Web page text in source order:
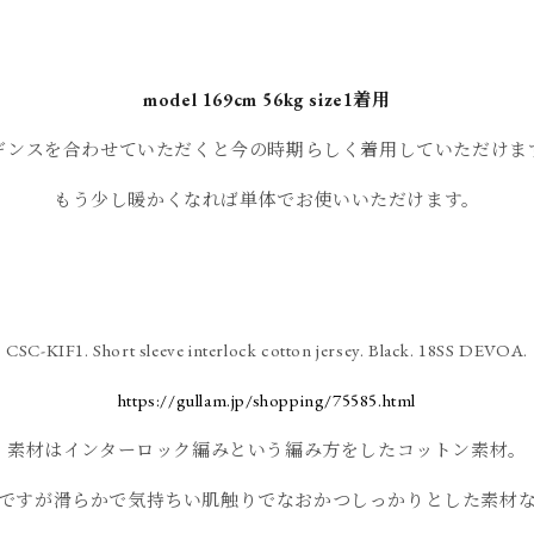
model 169cm 56kg size1着用
ンスを合わせていただくと今の時期らしく着用していただけま
もう少し暖かくなれば単体でお使いいただけます。
CSC-KIF1. Short sleeve interlock cotton jersey. Black. 18SS DEVOA.
https://gullam.jp/shopping/75585.html
素材はインターロック編みという編み方をしたコットン素材。
すが滑らかで気持ちい肌触りでなおかつしっかりとした素材